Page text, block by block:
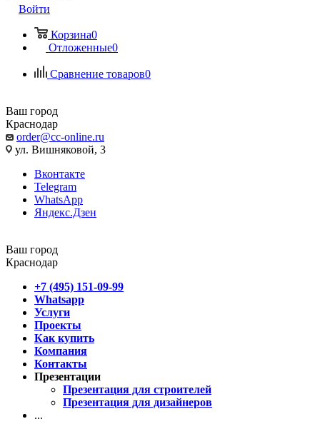
Войти
Корзина0
Отложенные0
Сравнение товаров0
Ваш город
Краснодар
order@cc-online.ru
ул. Вишняковой, 3
Вконтакте
Telegram
WhatsApp
Яндекс.Дзен
Ваш город
Краснодар
+7 (495) 151-09-99
Whatsapp
Услуги
Проекты
Как купить
Компания
Контакты
Презентации
Презентация для строителей
Презентация для дизайнеров
...